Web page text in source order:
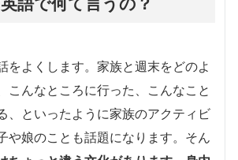
をよくします。家族と週末をどのよ
こんなところに行った、こんなこと
、といったように家族のアクティビ
や娘のことも話題になります。そん